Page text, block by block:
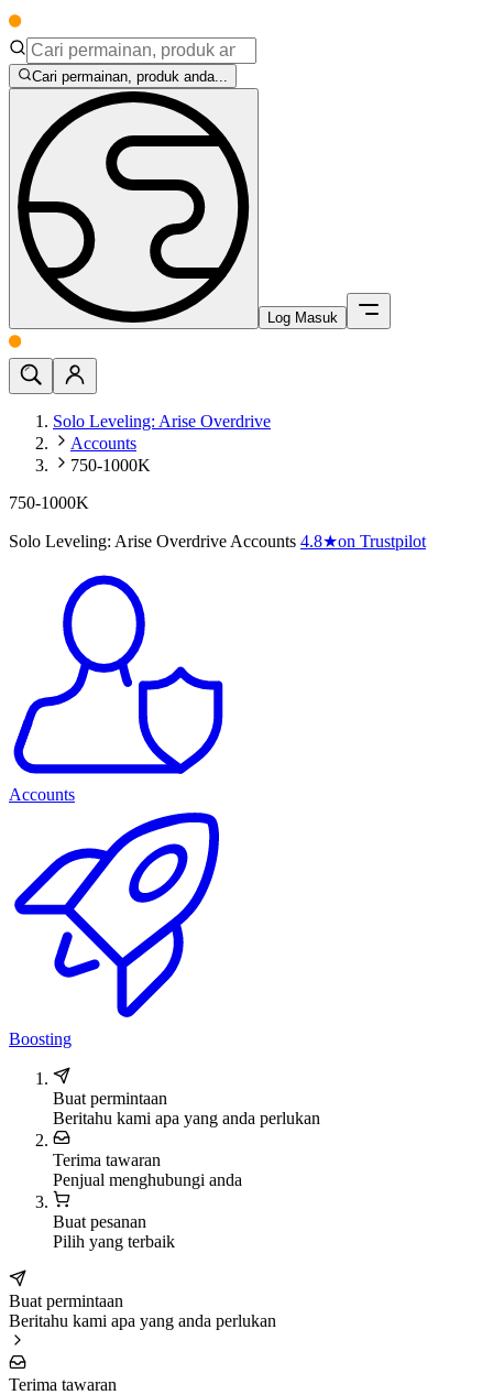
Cari permainan, produk anda...
Log Masuk
Solo Leveling: Arise Overdrive
Accounts
750-1000K
750-1000K
Solo Leveling: Arise Overdrive Accounts 4.8★on Trustpilot
Accounts
Boosting
Buat permintaan
Beritahu kami apa yang anda perlukan
Terima tawaran
Penjual menghubungi anda
Buat pesanan
Pilih yang terbaik
Buat permintaan
Beritahu kami apa yang anda perlukan
Terima tawaran